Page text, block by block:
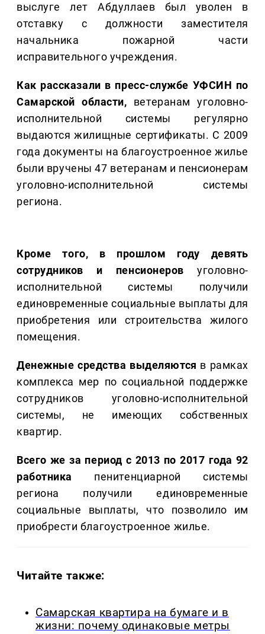
выслуге лет Абдуллаев был уволен в
отставку с должности заместителя
начальника пожарной части
исправительного учреждения.
Как рассказали в пресс-службе УФСИН по
Самарской области, ветеранам уголовно-
исполнительной системы регулярно
выдаются жилищные сертификаты. С 2009
года документы на благоустроенное жилье
были вручены 47 ветеранам и пенсионерам
уголовно-исполнительной системы
региона.
Кроме того, в прошлом году девять
сотрудников и пенсионеровуголовно-
исполнительной системы получили
единовременные социальные выплаты для
приобретения или строительства жилого
помещения.
Денежные средства выделяются в рамках
комплекса мер по социальной поддержке
сотрудников уголовно-исполнительной
системы, не имеющих собственных
квартир.
Всего же за период с 2013 по 2017 года 92
работника пенитенциарной системы
региона получили единовременные
социальные выплаты, что позволило им
приобрести благоустроенное жилье.
Читайте также:
Самарская квартира на бумаге и в
жизни: почему одинаковые метры